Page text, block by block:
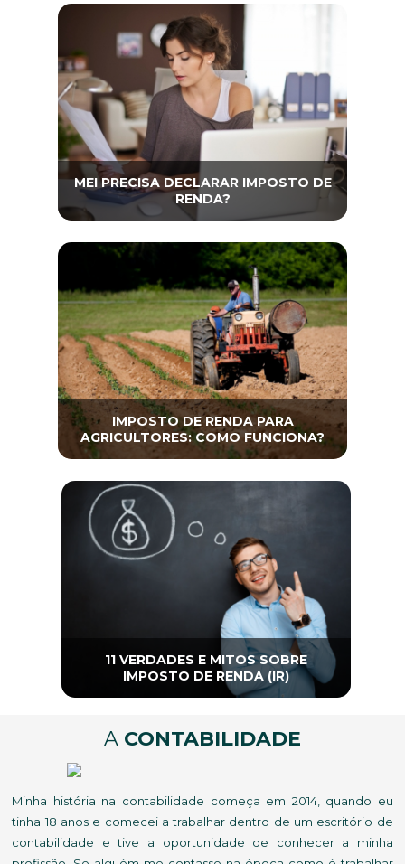
MEI PRECISA DECLARAR IMPOSTO DE
RENDA?
IMPOSTO DE RENDA PARA
AGRICULTORES: COMO FUNCIONA?
11 VERDADES E MITOS SOBRE
IMPOSTO DE RENDA (IR)
A CONTABILIDADE
Minha história na contabilidade começa em 2014, quando eu
tinha 18 anos e comecei a trabalhar dentro de um escritório de
contabilidade e tive a oportunidade de conhecer a minha